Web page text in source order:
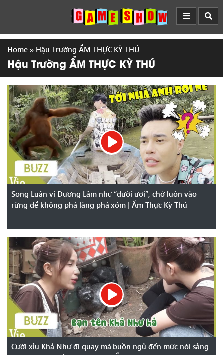
Home » Hậu Trường ẨM THỰC KỲ THÚ
Hậu Trường ẨM THỰC KỲ THÚ
Song Luân ví Dương Lâm như “đười ươi”, chở luôn vào
rừng để không phá làng phá xóm | Ẩm Thực Kỳ Thú
Cười xỉu Khả Như đi quay mà buồn ngủ đến mức nói sảng